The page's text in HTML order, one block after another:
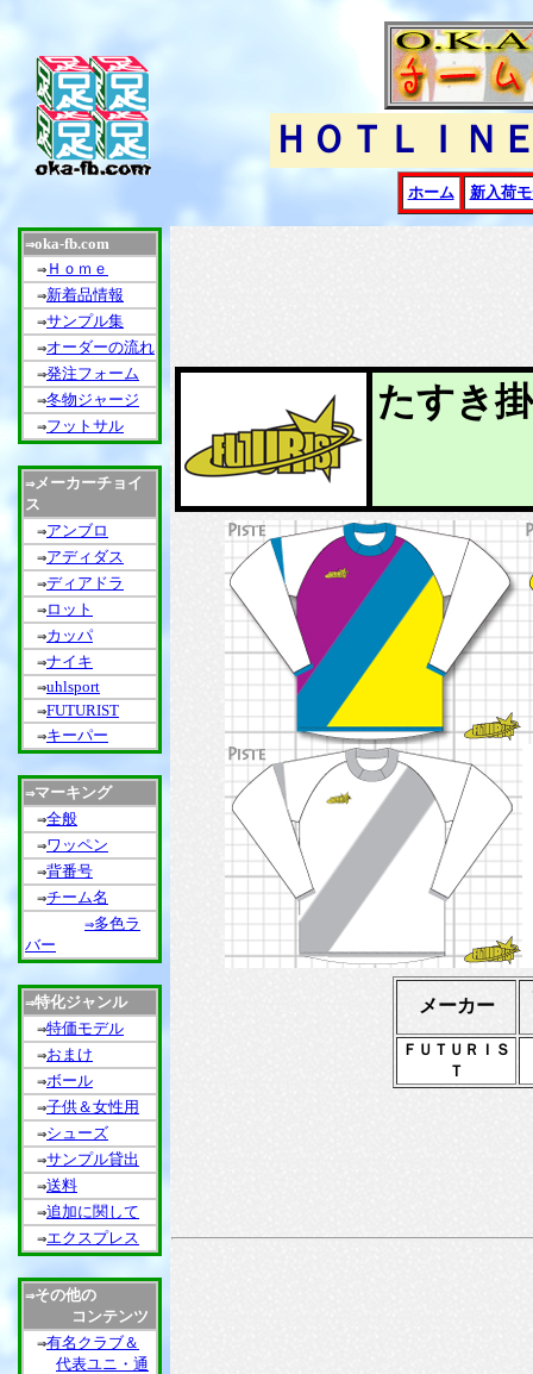
ＨＯＴＬＩＮ
ホーム 新入荷
⇒oka-fb.com
⇒ Ｈｏｍｅ
⇒新着品情報
⇒サンプル集
⇒オーダーの流れ
⇒発注フォーム
⇒冬物ジャージ
⇒フットサル
⇒メーカーチョイ
ス
⇒アンブロ
⇒アディダス
⇒ディアドラ
⇒ロット
⇒カッパ
⇒ナイキ
⇒uhlsport
⇒FUTURIST
⇒キーパー
⇒マーキング
⇒全般
⇒ワッペン
⇒背番号
⇒チーム名
⇒多色ラ
バー
⇒特化ジャンル
⇒特価モデル
⇒おまけ
⇒ボール
⇒子供＆女性用
⇒シューズ
⇒サンプル貸出
⇒送料
⇒追加に関して
⇒エクスプレス
⇒その他の
コンテンツ
⇒有名クラブ＆
代表ユニ・通
たすき
メーカー
ＦＵＴＵＲＩＳ
Ｔ